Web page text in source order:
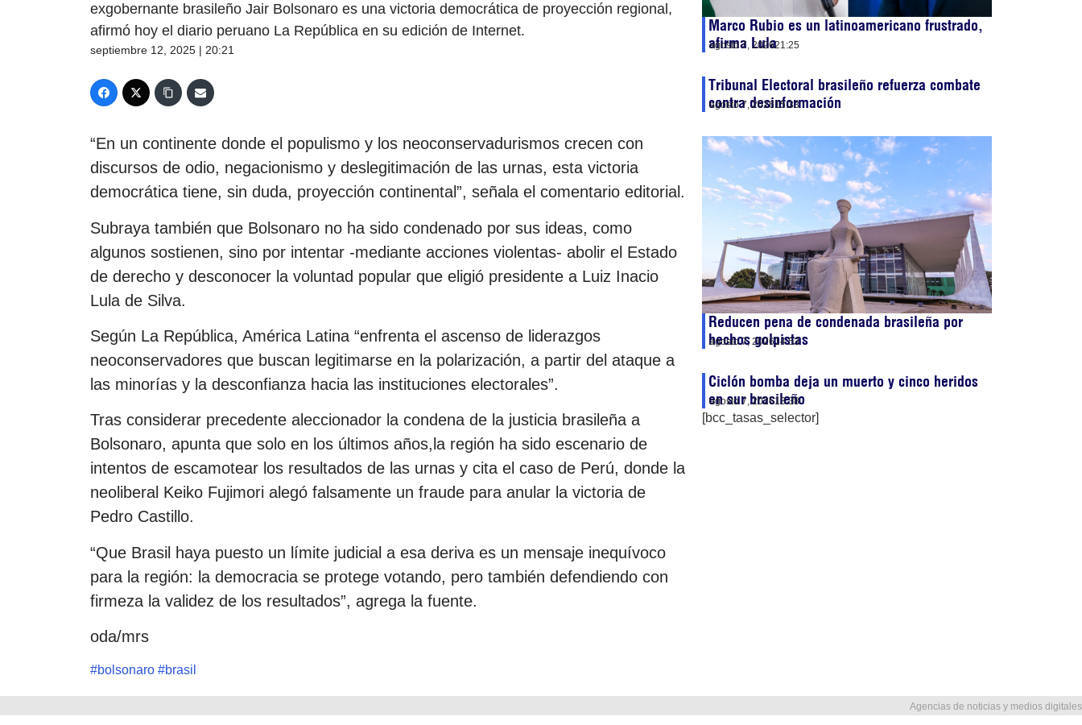
exgobernante brasileño Jair Bolsonaro es una victoria democrática de proyección regional,
afirmó hoy el diario peruano La República en su edición de Internet.
septiembre 12, 2025 | 20:21
“En un continente donde el populismo y los neoconservadurismos crecen con
discursos de odio, negacionismo y deslegitimación de las urnas, esta victoria
democrática tiene, sin duda, proyección continental”, señala el comentario editorial.
Subraya también que Bolsonaro no ha sido condenado por sus ideas, como
algunos sostienen, sino por intentar -mediante acciones violentas- abolir el Estado
de derecho y desconocer la voluntad popular que eligió presidente a Luiz Inacio
Lula de Silva.
Según La República, América Latina “enfrenta el ascenso de liderazgos
neoconservadores que buscan legitimarse en la polarización, a partir del ataque a
las minorías y la desconfianza hacia las instituciones electorales”.
Tras considerar precedente aleccionador la condena de la justicia brasileña a
Bolsonaro, apunta que solo en los últimos años,la región ha sido escenario de
intentos de escamotear los resultados de las urnas y cita el caso de Perú, donde la
neoliberal Keiko Fujimori alegó falsamente un fraude para anular la victoria de
Pedro Castillo.
“Que Brasil haya puesto un límite judicial a esa deriva es un mensaje inequívoco
para la región: la democracia se protege votando, pero también defendiendo con
firmeza la validez de los resultados”, agrega la fuente.
oda/mrs
#bolsonaro #brasil
Marco Rubio es un latinoamericano frustrado,
afirma Lula
agosto 7, 202621:25
Tribunal Electoral brasileño refuerza combate
contra desinformación
agosto 7, 202615:33
Reducen pena de condenada brasileña por
hechos golpistas
agosto 7, 202614:53
Ciclón bomba deja un muerto y cinco heridos
en sur brasileño
agosto 7, 202613:38
[bcc_tasas_selector]
Agencias de noticias y medios digitales